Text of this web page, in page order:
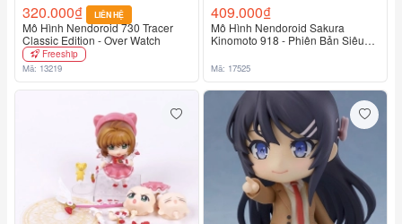
320.000₫ LIÊN HỆ
Mô Hình Nendoroid 730 Tracer
Classic Edition - Over Watch
Freeship
Mã: 13219
409.000₫
Mô Hình Nendoroid Sakura
Kinomoto 918 - Phiên Bản Siêu
Mã: 17525